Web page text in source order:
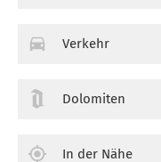
Verkehr
Dolomiten
In der Nähe